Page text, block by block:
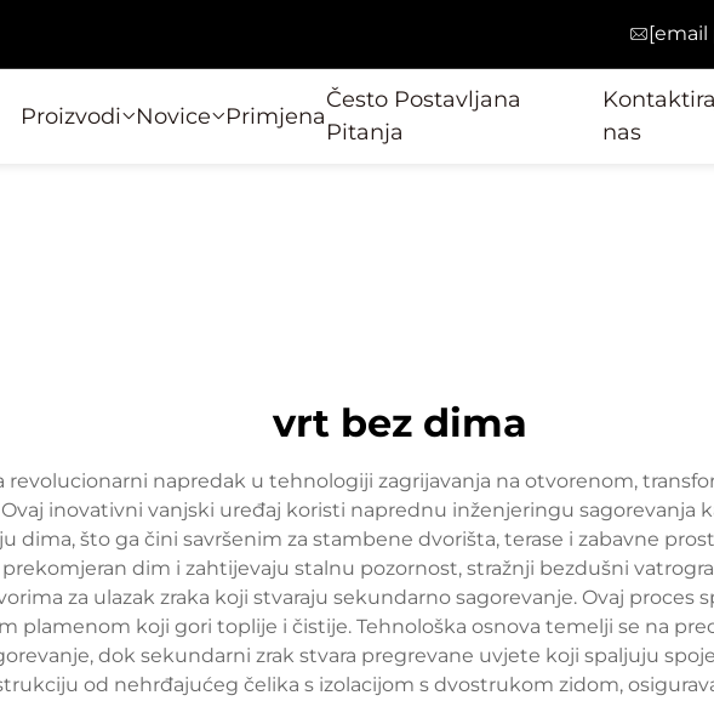
Proizvodi Novice Primjena
Često Postavljana
Pitanja
nas
vrt bez dima
revolucionarni napredak u tehnologiji zagrijavanja na otvorenom,
inovativni vanjski uređaj koristi naprednu inženjeringu sagorevanja
dima, što ga čini savršenim za stambene dvorišta, terase i zabavne
dim i zahtijevaju stalnu pozornost, stražnji bezdušni
za ulazak zraka koji stvaraju sekundarno sagorevanje. Ovaj proces
plamenom koji gori toplije i čistije. Tehnološka osnova temelji se na
dok sekundarni zrak stvara pregrevane uvjete koji spaljuju
od nehrđajućeg čelika s izolacijom s dvostrukom zidom,